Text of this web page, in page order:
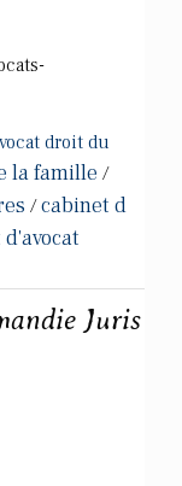
droit du
la famille /
/cabinet d
Juris